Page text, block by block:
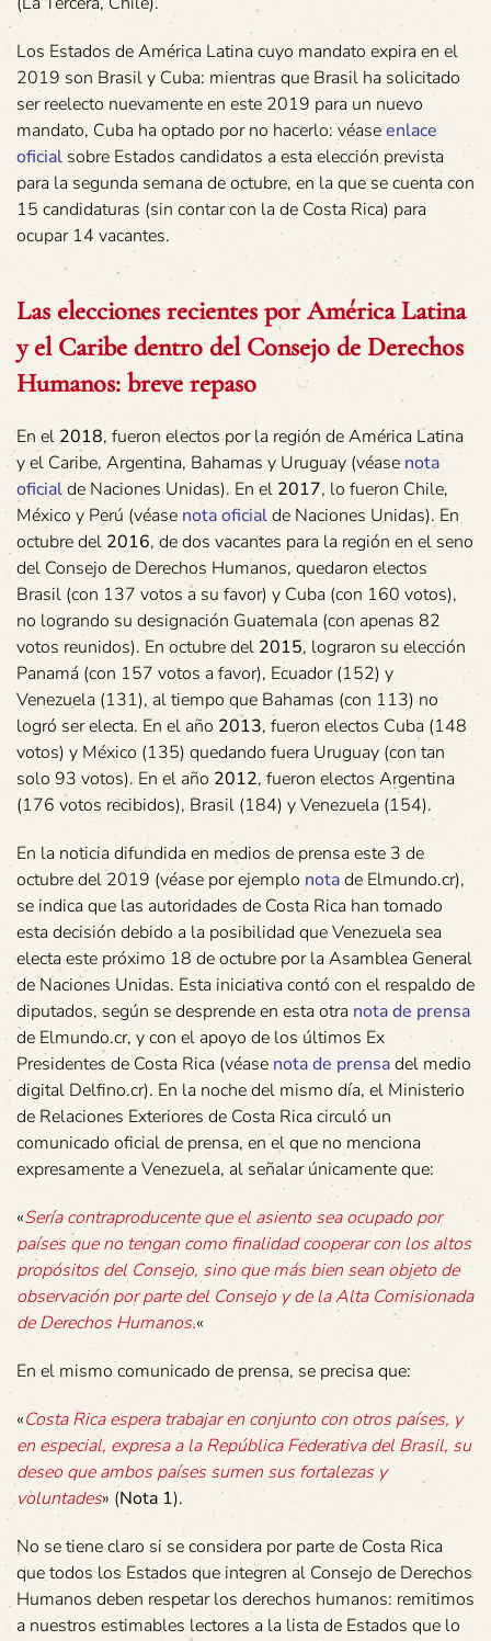
Los Estados de América Latina cuyo mandato expira en el
2019 son Brasil y Cuba: mientras que Brasil ha solicitado
ser reelecto nuevamente en este 2019 para un nuevo
mandato, Cuba ha optado por no hacerlo: véaseenlace
oficial sobre Estados candidatos a esta elección prevista
para la segunda semana de octubre, en la que se cuenta con
15 candidaturas (sin contar con la de Costa Rica) para
ocupar 14 vacantes.
Las elecciones recientes por América Latina
y el Caribe dentro del Consejo de Derechos
Humanos: breve repaso
En el 2018, fueron electos por la región de América Latina
y el Caribe, Argentina, Bahamas y Uruguay (véasenota
oficialde Naciones Unidas). En el 2017, lo fueron Chile,
México y Perú (véase nota oficialde Naciones Unidas). En
octubre del 2016, de dos vacantes para la región en el seno
del Consejo de Derechos Humanos, quedaron electos
Brasil (con 137 votos a su favor) y Cuba (con 160 votos),
no logrando su designación Guatemala (con apenas 82
votos reunidos). En octubre del 2015, lograron su elección
Panamá (con 157 votos a favor), Ecuador (152) y
Venezuela (131), al tiempo que Bahamas (con 113) no
logró ser electa. En el año 2013, fueron electos Cuba (148
votos) y México (135) quedando fuera Uruguay (con tan
solo 93 votos). En el año 2012, fueron electos Argentina
(176 votos recibidos), Brasil (184) y Venezuela (154).
En la noticia difundida en medios de prensa este 3 de
octubre del 2019 (véase por ejemplo notade Elmundo.cr),
se indica que las autoridades de Costa Rica han tomado
esta decisión debido a la posibilidad que Venezuela sea
electa este próximo 18 de octubre por la Asamblea General
de Naciones Unidas. Esta iniciativa contó con el respaldo de
diputados, según se desprende en esta otra nota de prensa
de Elmundo.cr, y con el apoyo de los últimos Ex
Presidentes de Costa Rica (véase nota de prensadel medio
digital Delfino.cr). En la noche del mismo día, el Ministerio
de Relaciones Exteriores de Costa Rica circuló un
comunicado oficial de prensa, en el que no menciona
expresamente a Venezuela, al señalar únicamente que:
«Sería contraproducente que el asiento sea ocupado por
países que no tengan como finalidad cooperar con los altos
propósitos del Consejo, sino que más bien sean objeto de
observación por parte del Consejo y de la Alta Comisionada
de Derechos Humanos.«
En el mismo comunicado de prensa, se precisa que:
«Costa Rica espera trabajar en conjunto con otros países, y
en especial, expresa a la República Federativa del Brasil, su
deseo que ambos países sumen sus fortalezas y
voluntades» (Nota 1).
No se tiene claro si se considera por parte de Costa Rica
que todos los Estados que integren al Consejo de Derechos
Humanos deben respetar los derechos humanos: remitimos
a nuestros estimables lectores a la lista de Estados que lo